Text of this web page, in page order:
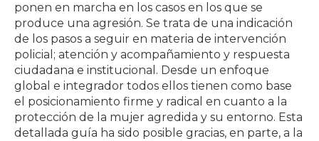
ponen en marcha en los casos en los que se
produce una agresión. Se trata de una indicación
de los pasos a seguir en materia de intervención
policial; atención y acompañamiento y respuesta
ciudadana e institucional. Desde un enfoque
global e integrador todos ellos tienen como base
el posicionamiento firme y radical en cuanto a la
protección de la mujer agredida y su entorno. Esta
detallada guía ha sido posible gracias, en parte, a la